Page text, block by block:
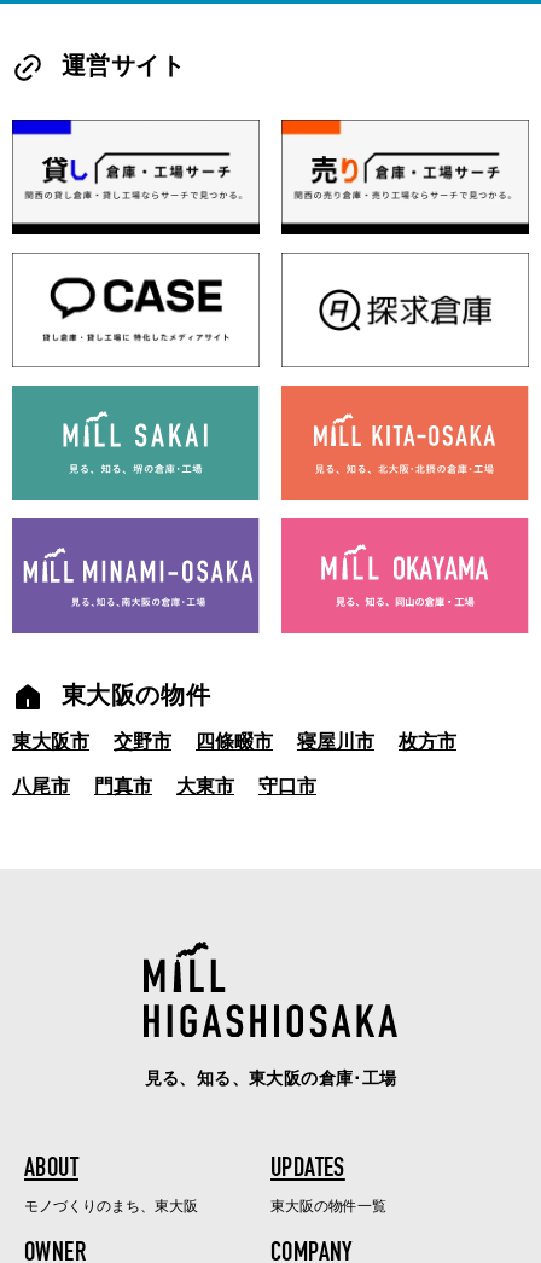
運営サイト
東大阪の物件
東大阪市 交野市 四條畷市 寝屋川市 枚方市
八尾市 門真市 大東市 守口市
見る、知る、東大阪の倉庫･工場
ABOUT
モノづくりのまち、東大阪
UPDATES
東大阪の物件一覧
OWNER COMPANY